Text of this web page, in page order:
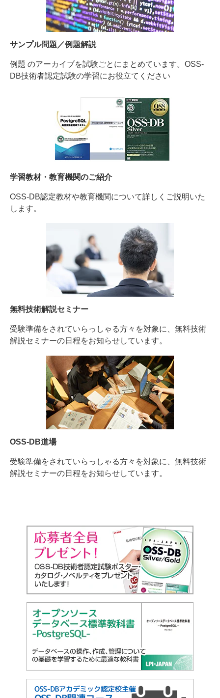
サンプル問題／例題解説
例題 のアーカイブを試験ごとにまとめています。OSS-
DB技術者認定試験の学習にお役立てください
学習教材・教育機関のご紹介
OSS-DB認定教材や教育機関について詳しくご説明いた
します。
無料技術解説セミナー
受験準備をされていらっしゃる方々を対象に、無料技術
解説セミナーの日程をお知らせしています。
OSS-DB道場
受験準備をされていらっしゃる方々を対象に、無料技術
解説セミナーの日程をお知らせしています。